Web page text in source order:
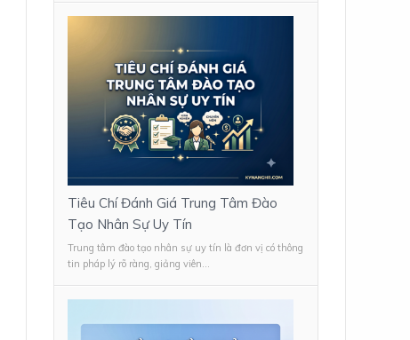
Tiêu Chí Đánh Giá Trung Tâm Đào
Tạo Nhân Sự Uy Tín
Trung tâm đào tạo nhân sự uy tín là đơn vị có thông
tin pháp lý rõ ràng, giảng viên...